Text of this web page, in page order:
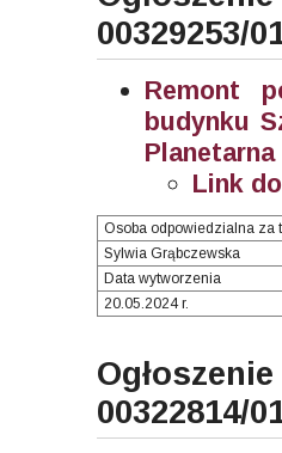
00329253/
Remont
budynku
Link
Osoba odpowiedzialna za
Sylwia Grąbczewska
Data wytworzenia
20.05.2024 r.
00322814/